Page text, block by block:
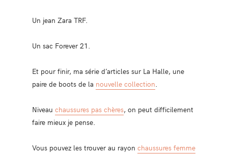
Un jean Zara TRF.
Un sac Forever 21.
Et pour finir, ma série d’articles sur La Halle, une
paire de boots de la nouvelle collection
Niveau chaussures pas chères, on peut difficilement
faire mieux je pense.
Vous pouvez les trouver au rayon chaussures femme